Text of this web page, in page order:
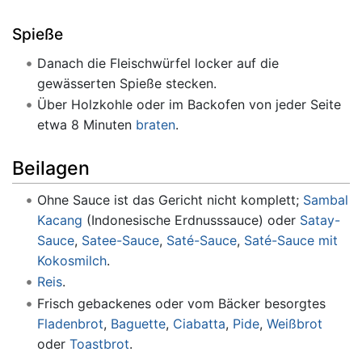
Spieße
Danach die Fleischwürfel locker auf die
gewässerten Spieße stecken.
Über Holzkohle oder im Backofen von jeder Seite
etwa 8 Minuten braten.
Beilagen
Ohne Sauce ist das Gericht nicht komplett; Sambal
Kacang (Indonesische Erdnusssauce) oder Satay-
Sauce, Satee-Sauce, Saté-Sauce, Saté-Sauce mit
Kokosmilch.
Reis.
Frisch gebackenes oder vom Bäcker besorgtes
Fladenbrot, Baguette, Ciabatta, Pide, Weißbrot
oder Toastbrot.